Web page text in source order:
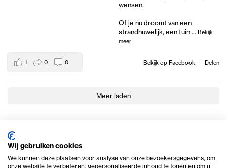
wensen.
Of je nu droomt van een
strandhuwelijk, een tuin... Bekijk
meer
Bekijk op Facebook · Delen
1 0 0
Meer laden
Wij gebruiken cookies
We kunnen deze plaatsen voor analyse van onze bezoekersgegevens, om
onze website te verbeteren, gepersonaliseerde inhoud te tonen en om u